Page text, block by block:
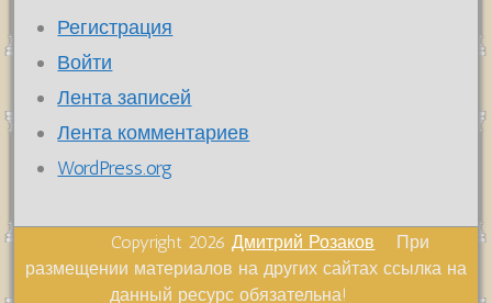
Регистрация
Войти
Лента записей
Лента комментариев
WordPress.org
Copyright 2026Дмитрий Розаков При
размещении материалов на других сайтах ссылка на
данный ресурс обязательна!